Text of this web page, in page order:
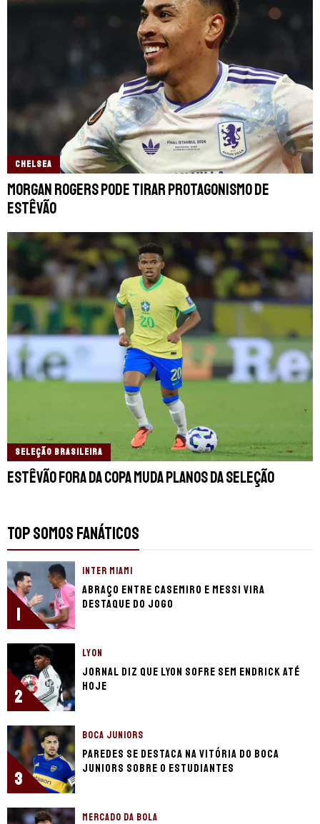
CHELSEA
Morgan Rogers pode tirar protagonismo de
Estêvão
SELEÇÃO BRASILEIRA
Estêvão fora da Copa muda planos da Seleção
TOP SOMOS FANÁTICOS
1
INTER MIAMI
Abraço entre Casemiro e Messi vira
destaque do jogo
2
LYON
Jornal diz que Lyon sofre sem Endrick até
hoje
3
BOCA JUNIORS
Paredes se destaca na vitória do Boca
Juniors sobre o Estudiantes
MERCADO DA BOLA